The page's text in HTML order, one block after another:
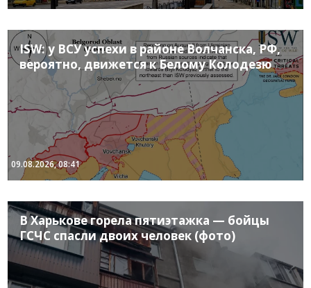
ISW: у ВСУ успехи в районе Волчанска, РФ,
вероятно, движется к Белому Колодезю
09.08.2026, 08:41
В Харькове горела пятиэтажка — бойцы
ГСЧС спасли двоих человек (фото)